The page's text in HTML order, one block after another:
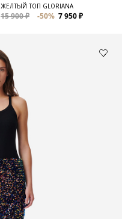
ЖЕЛТЫЙ ТОП GLORIANA
15 900 ₽ -50% 7 950 ₽